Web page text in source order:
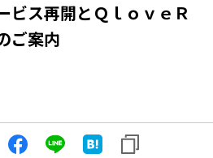
ビス再開とＱｌｏｖｅＲ
ご案内